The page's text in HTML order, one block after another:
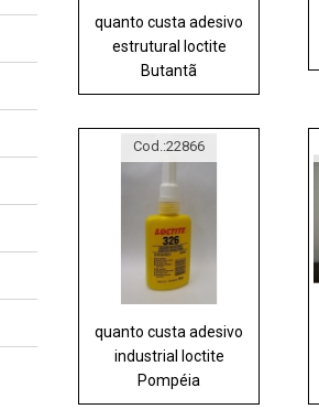
quanto custa adesivo
estrutural loctite
Butantã
Cod.:22866
quanto custa adesivo
industrial loctite
Pompéia